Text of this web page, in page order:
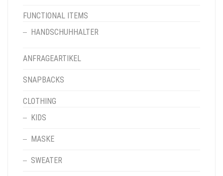
FUNCTIONAL ITEMS
HANDSCHUHHALTER
ANFRAGEARTIKEL
SNAPBACKS
CLOTHING
KIDS
MASKE
SWEATER